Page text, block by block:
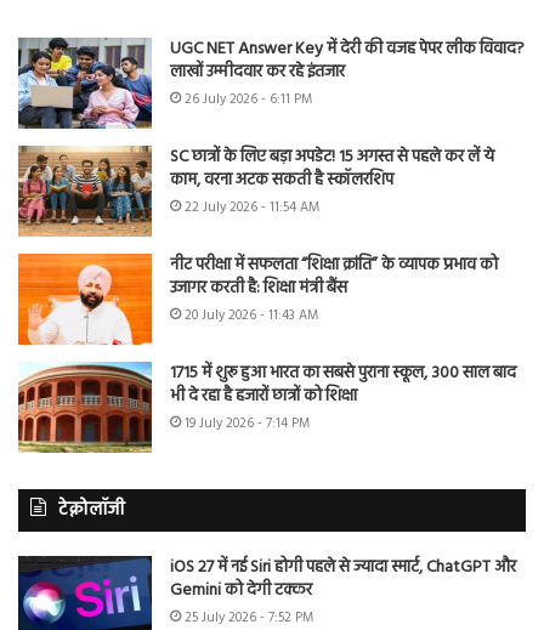
UGC NET Answer Key में देरी की वजह पेपर लीक विवाद?
लाखों उम्मीदवार कर रहे इंतजार
26 July 2026 - 6:11 PM
SC छात्रों के लिए बड़ा अपडेट! 15 अगस्त से पहले कर लें ये
काम, वरना अटक सकती है स्कॉलरशिप
22 July 2026 - 11:54 AM
नीट परीक्षा में सफलता “शिक्षा क्रांति” के व्यापक प्रभाव को
उजागर करती है: शिक्षा मंत्री बैंस
20 July 2026 - 11:43 AM
1715 में शुरू हुआ भारत का सबसे पुराना स्कूल, 300 साल बाद
भी दे रहा है हजारों छात्रों को शिक्षा
19 July 2026 - 7:14 PM
टेक्नोलॉजी
iOS 27 में नई Siri होगी पहले से ज्यादा स्मार्ट, ChatGPT और
Gemini को देगी टक्कर
25 July 2026 - 7:52 PM